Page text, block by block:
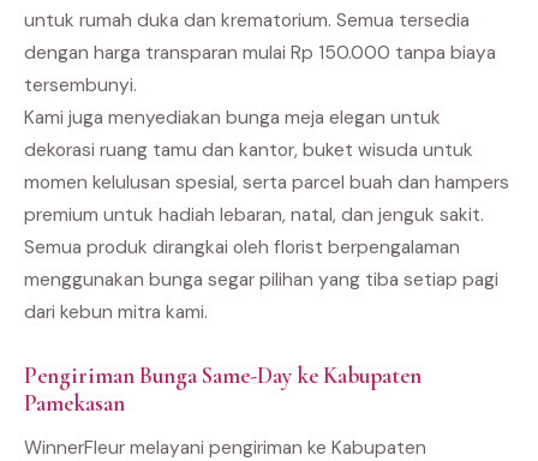
untuk rumah duka dan krematorium. Semua tersedia
dengan harga transparan mulai Rp 150.000 tanpa biaya
tersembunyi.
Kami juga menyediakan bunga meja elegan untuk
dekorasi ruang tamu dan kantor, buket wisuda untuk
momen kelulusan spesial, serta parcel buah dan hampers
premium untuk hadiah lebaran, natal, dan jenguk sakit.
Semua produk dirangkai oleh florist berpengalaman
menggunakan bunga segar pilihan yang tiba setiap pagi
dari kebun mitra kami.
Pengiriman Bunga Same-Day ke Kabupaten
Pamekasan
WinnerFleur melayani pengiriman ke Kabupaten